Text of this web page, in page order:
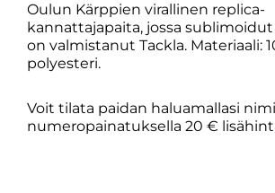
Oulun Kärppien virallinen replica-
kannattajapaita, jossa
on valmistanut Tackla. Materiaali:
polyesteri.
Voit tilata paidan haluamallasi
numeropainatuksella 20 €